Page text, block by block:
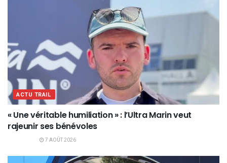
ACTU TRAIL
« Une véritable humiliation » : l’Ultra Marin veut
rajeunir ses bénévoles
7 AOÛT 2026